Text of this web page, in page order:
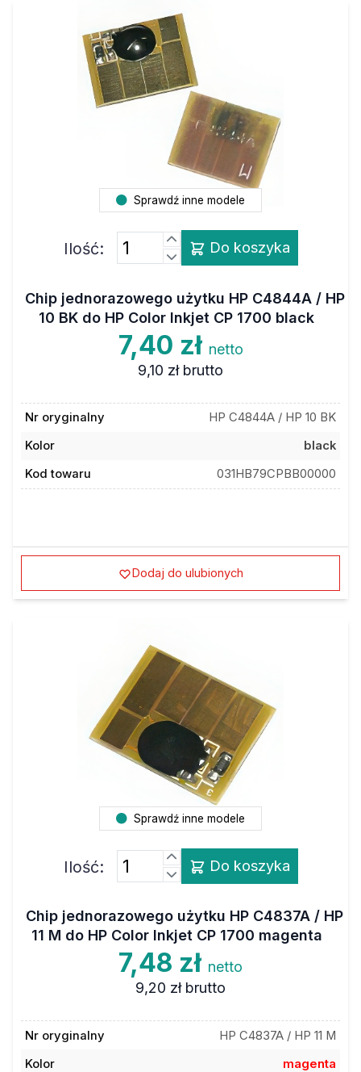
Sprawdź inne modele
Ilość: Do koszyka
Chip jednorazowego użytku HP C4844A / HP
10 BK do HP Color Inkjet CP 1700 black
7,40 zł netto
9,10 zł brutto
Nr oryginalny
HP C4844A / HP 10 BK
Kolor
black
Kod towaru
031HB79CPBB00000
Dodaj do ulubionych
Sprawdź inne modele
Ilość: Do koszyka
Chip jednorazowego użytku HP C4837A / HP
11 M do HP Color Inkjet CP 1700 magenta
7,48 zł netto
9,20 zł brutto
Nr oryginalny
HP C4837A / HP 11 M
Kolor
magenta